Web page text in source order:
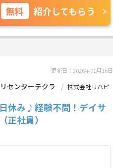
無料 紹介してもらう
更新日：2026年01月16日
センターテクラ
株式会社リハピ
休み♪経験不問！デイサ
正社員）